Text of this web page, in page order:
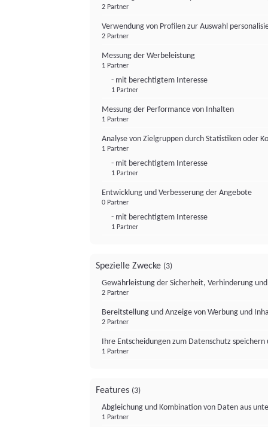
2 Partner
Verwendung von Profilen zur Auswahl
2 Partner
Messung der Werbeleistung
1 Partner
- mit berechtigtem Interesse
1 Partner
Messung der Performance von Inhalten
1 Partner
Analyse von Zielgruppen durch Statistiken oder
1 Partner
- mit berechtigtem Interesse
1 Partner
Entwicklung und Verbesserung der Angebote
0 Partner
- mit berechtigtem Interesse
1 Partner
Spezielle Zwecke (3)
Gewährleistung der Sicherheit, Verhinderung
2 Partner
Bereitstellung und Anzeige von Werbung und
2 Partner
Ihre Entscheidungen zum Datenschutz
1 Partner
Features (3)
Abgleichung und Kombination von Daten aus
1 Partner